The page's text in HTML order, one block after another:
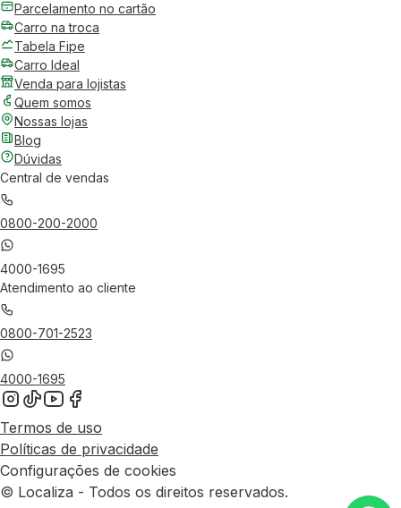
Parcelamento no cartão
Carro na troca
Tabela Fipe
Carro Ideal
Venda para lojistas
Quem somos
Nossas lojas
Blog
Dúvidas
Central de vendas
0800-200-2000
4000-1695
Atendimento ao cliente
0800-701-2523
4000-1695
Termos de uso
Políticas de privacidade
Configurações de cookies
© Localiza - Todos os direitos reservados.